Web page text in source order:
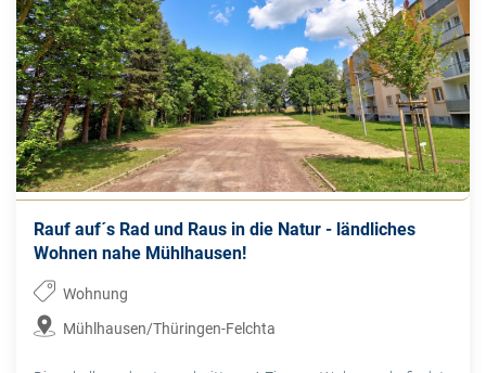
Rauf auf´s Rad und Raus in die Natur - ländliches
Wohnen nahe Mühlhausen!
Wohnung
Mühlhausen/Thüringen-Felchta